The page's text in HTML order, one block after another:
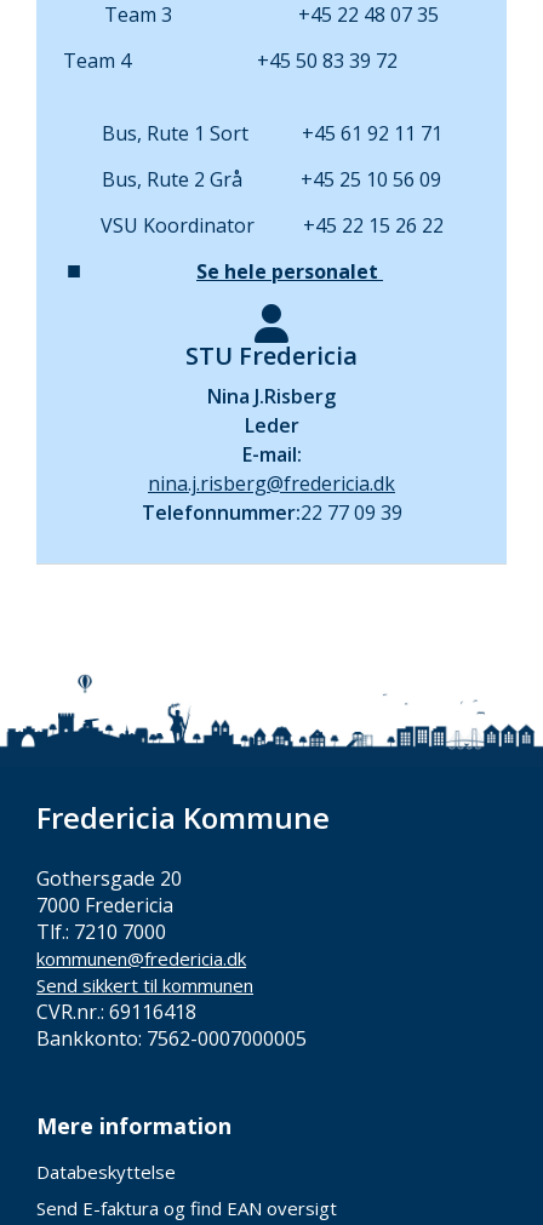
Team 3 +45 22 48 07 35
Team 4 +45 50 83 39 72
Bus, Rute 1 Sort +45 61 92 11 71
Bus, Rute 2 Grå +45 25 10 56 09
VSU Koordinator +45 22 15 26 22
Se hele personalet
STU Fredericia
Nina J.Risberg
Leder
E-mail:
nina.j.risberg@fredericia.dk
Telefonnummer:22 77 09 39
Fredericia Kommune
Gothersgade 20
7000 Fredericia
Tlf.: 7210 7000
kommunen@fredericia.dk
Send sikkert til kommunen
CVR.nr.: 69116418
Bankkonto: 7562-0007000005
Mere information
Databeskyttelse
Send E-faktura og find EAN oversigt